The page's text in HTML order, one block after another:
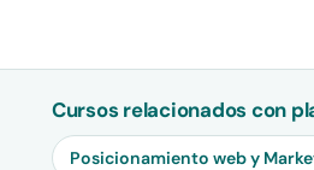
Cursos relacionados con
Posicionamiento web y